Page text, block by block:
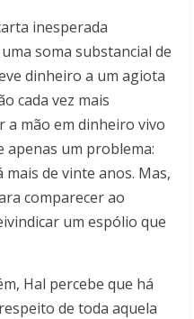
inesperada
soma substancial de
dinheiro a um agiota
cada vez mais
a mão em dinheiro vivo
apenas um problema:
de vinte anos. Mas,
comparecer ao
um espólio que
Hal percebe que há
de toda aquela